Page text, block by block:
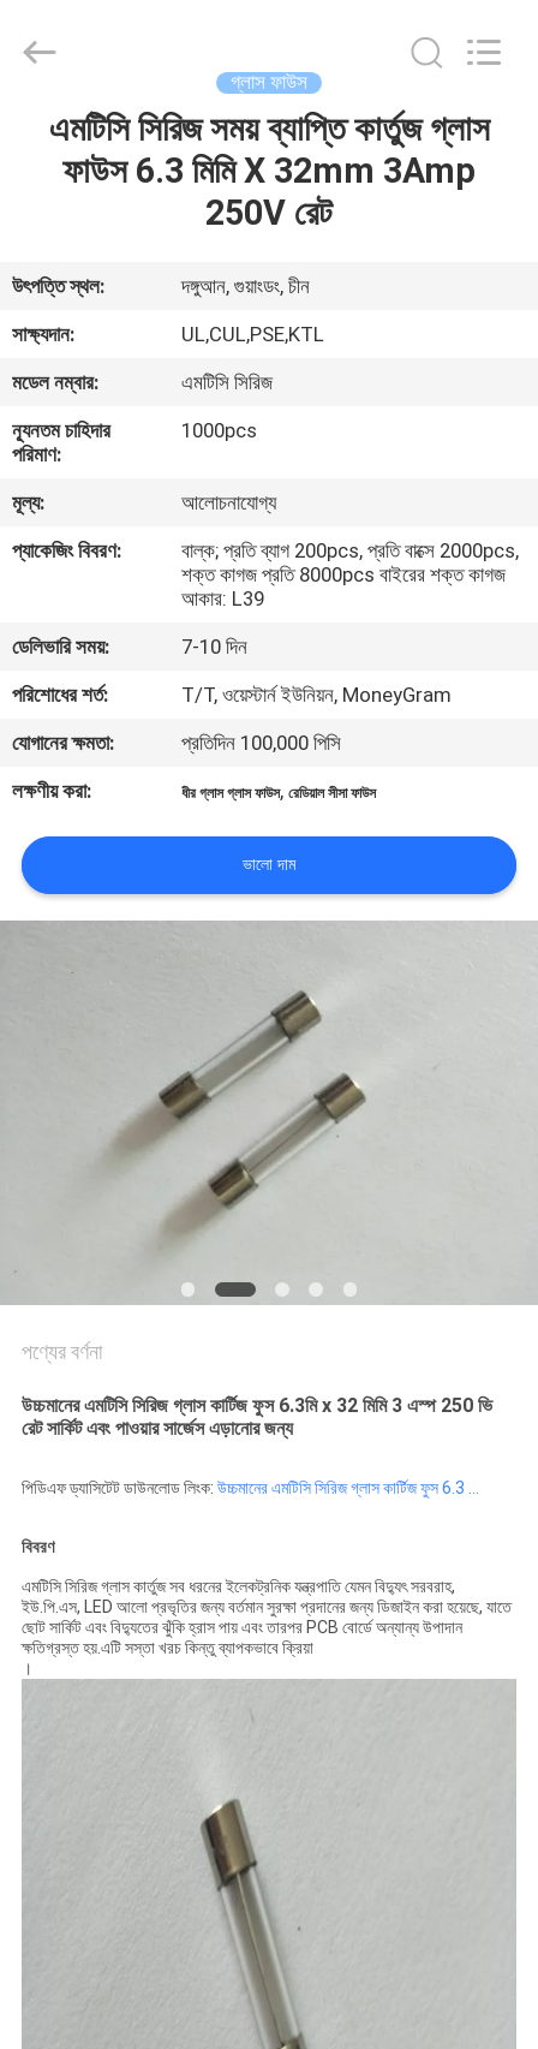
ভিআর
শো
আমাদের
সম্পর্কে
কারখানা
ভ্রমণ
মান
নিয়ন্ত্রণ
যোগাযোগ
করুন
খবর
উদ্ধৃতির
POLICY
Electronics
Co.,Ltd.
গ্লাস ফাউস
এমটিসি সিরিজ সময় ব্যাপ্তি কার্তুজ গ্লাস
ফাউস 6.3 মিমি X 32mm 3Amp
250V রেট
উৎপত্তি স্থল:
দঙ্গুআন, গুয়াংডং, চীন
সাক্ষ্যদান:
UL,CUL,PSE,KTL
মডেল নম্বার:
এমটিসি সিরিজ
ন্যূনতম চাহিদার
পরিমাণ:
1000pcs
মূল্য:
আলোচনাযোগ্য
প্যাকেজিং বিবরণ:
বাল্ক; প্রতি ব্যাগ 200pcs, প্রতি বাক্সে 2000pcs,
শক্ত কাগজ প্রতি 8000pcs বাইরের শক্ত কাগজ
আকার: L39
ডেলিভারি সময়:
7-10 দিন
পরিশোধের শর্ত:
T/T, ওয়েস্টার্ন ইউনিয়ন, MoneyGram
যোগানের ক্ষমতা:
প্রতিদিন 100,000 পিসি
লক্ষণীয় করা:
ধীর গ্লাস গ্লাস ফাউস,রেডিয়াল সীসা ফাউস
ভালো দাম
পণ্যের বর্ণনা
উচ্চমানের এমটিসি সিরিজ গ্লাস কার্টিজ ফুস 6.3মি x 32 মিমি 3 এস্প 250 ভি
রেট সার্কিট এবং পাওয়ার সার্জেস এড়ানোর জন্য
পিডিএফ ড্যাসিটেট ডাউনলোড লিংক: উচ্চমানের এমটিসি সিরিজ গ্লাস কার্টিজ ফুস 6.3 ...
বিবরণ
এমটিসি সিরিজ গ্লাস কার্তুজ সব ধরনের ইলেকট্রনিক যন্ত্রপাতি যেমন বিদ্যুৎ সরবরাহ,
ইউ.পি.এস, LED আলো প্রভৃতির জন্য বর্তমান সুরক্ষা প্রদানের জন্য ডিজাইন করা হয়েছে, যাতে
ছোট সার্কিট এবং বিদ্যুতের ঝুঁকি হ্রাস পায় এবং তারপর PCB বোর্ডে অন্যান্য উপাদান
ক্ষতিগ্রস্ত হয়.এটি সস্তা খরচ কিন্তু ব্যাপকভাবে ক্রিয়া
।